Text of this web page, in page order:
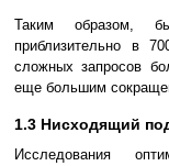
Таким образом,
приблизительно в
сложных запросов
еще большим
1.3 Нисходящий
Исследования